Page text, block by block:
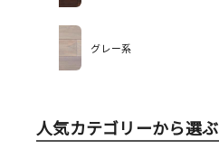
グレー系
人気カテゴリーから選ぶ